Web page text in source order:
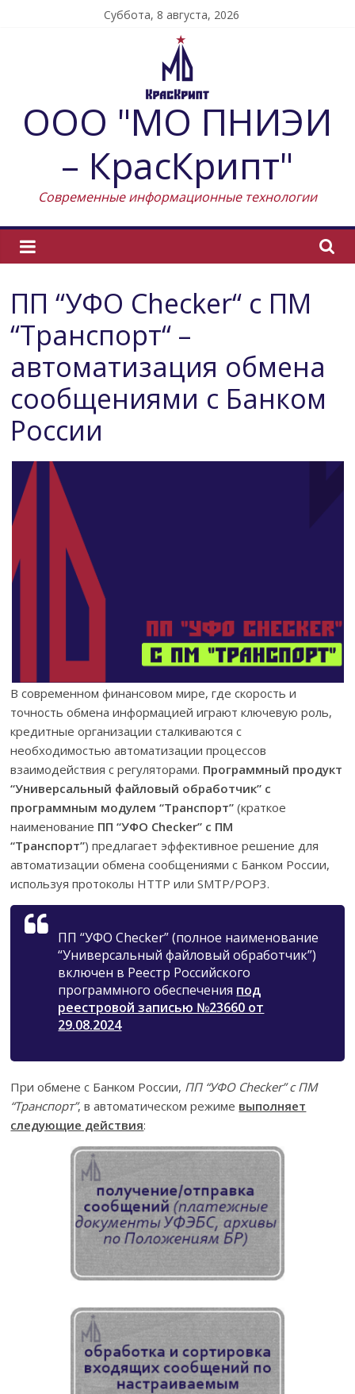
Суббота, 8 августа, 2026
ООО "МО ПНИЭИ
– КрасКрипт"
Современные информационные технологии
ПП “УФО Checker“ с ПМ
“Транспорт“ –
автоматизация обмена
сообщениями с Банком
России
В современном финансовом мире, где скорость и
точность обмена информацией играют ключевую роль,
кредитные организации сталкиваются с
необходимостью автоматизации процессов
взаимодействия с регуляторами. Программный продукт
“Универсальный файловый обработчик” с
программным модулем “Транспорт” (краткое
наименование ПП “УФО Checker” с ПМ
“Транспорт”) предлагает эффективное решение для
автоматизации обмена сообщениями с Банком России,
используя протоколы HTTP или SMTP/POP3.
ПП “УФО Checker” (полное наименование
“Универсальный файловый обработчик”)
включен в Реестр Российского
программного обеспечения под
реестровой записью №23660 от
29.08.2024
При обмене с Банком России, ПП “УФО Checker” с ПМ
“Транспорт”, в автоматическом режиме выполняет
следующие действия: